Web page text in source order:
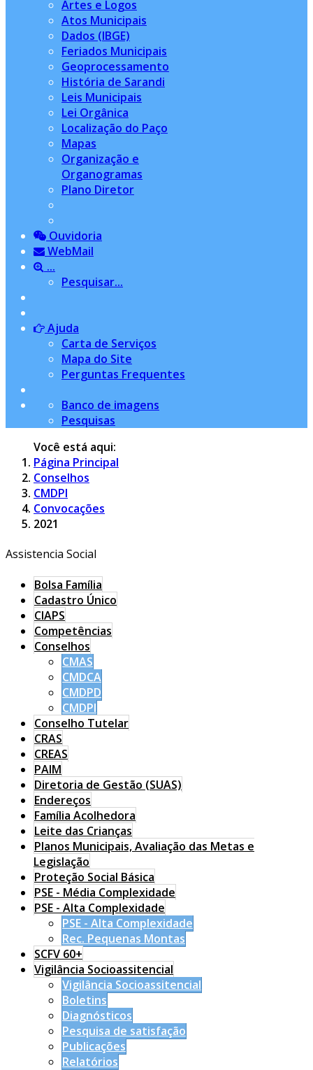
Artes e Logos
Atos Municipais
Dados (IBGE)
Feriados Municipais
Geoprocessamento
História de Sarandi
Leis Municipais
Lei Orgânica
Localização do Paço
Mapas
Organização e
Organogramas
Plano Diretor
Ouvidoria
WebMail
...
Pesquisar...
Ajuda
Carta de Serviços
Mapa do Site
Perguntas Frequentes
Banco de imagens
Pesquisas
Você está aqui:
Página Principal
Conselhos
CMDPI
Convocações
2021
Assistencia Social
Bolsa Família
Cadastro Único
CIAPS
Competências
Conselhos
CMAS
CMDCA
CMDPD
CMDPI
Conselho Tutelar
CRAS
CREAS
PAIM
Diretoria de Gestão (SUAS)
Endereços
Família Acolhedora
Leite das Crianças
Planos Municipais, Avaliação das Metas e
Legislação
Proteção Social Básica
PSE - Média Complexidade
PSE - Alta Complexidade
PSE - Alta Complexidade
Rec. Pequenas Montas
SCFV 60+
Vigilância Socioassitencial
Vigilância Socioassitencial
Boletins
Diagnósticos
Pesquisa de satisfação
Publicações
Relatórios